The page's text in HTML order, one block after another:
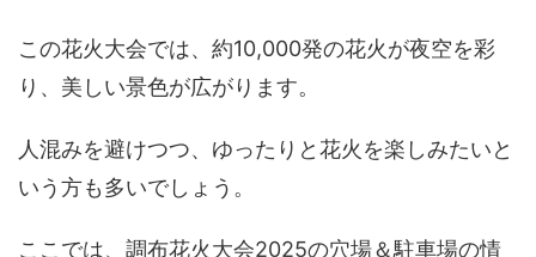
この花火大会では、約10,000発の花火が夜空を彩
り、美しい景色が広がります。
人混みを避けつつ、ゆったりと花火を楽しみたいと
いう方も多いでしょう。
ここでは、調布花火大会2025の穴場＆駐車場の情